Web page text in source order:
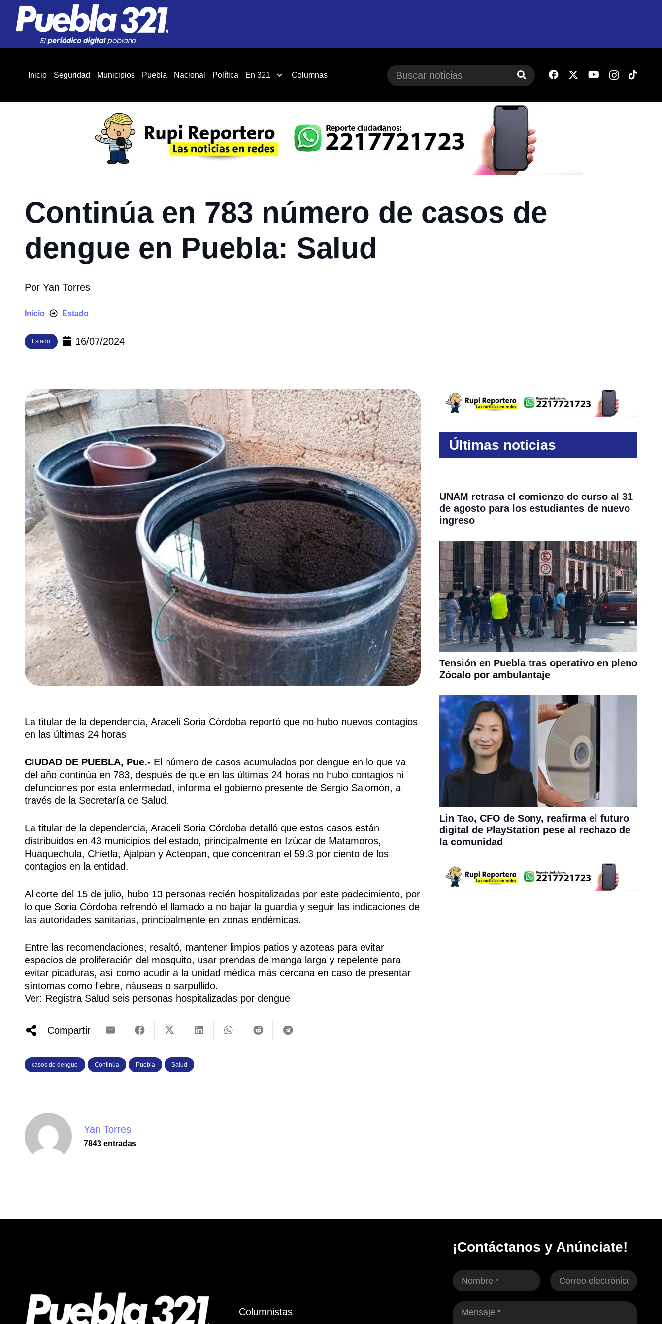
Inicio Seguridad Municipios Puebla Nacional Política En 321 Columnas
Continúa en 783 número de casos de
dengue en Puebla: Salud
Por Yan Torres
Inicio Estado
Estado 16/07/2024
La titular de la dependencia, Araceli Soria Córdoba reportó que no hubo nuevos contagios
en las últimas 24 horas
CIUDAD DE PUEBLA, Pue.- El número de casos acumulados por dengue en lo que va
del año continúa en 783, después de que en las últimas 24 horas no hubo contagios ni
defunciones por esta enfermedad, informa el gobierno presente de Sergio Salomón, a
través de la Secretaría de Salud.
La titular de la dependencia, Araceli Soria Córdoba detalló que estos casos están
distribuidos en 43 municipios del estado, principalmente en Izúcar de Matamoros,
Huaquechula, Chietla, Ajalpan y Acteopan, que concentran el 59.3 por ciento de los
contagios en la entidad.
Al corte del 15 de julio, hubo 13 personas recién hospitalizadas por este padecimiento, por
lo que Soria Córdoba refrendó el llamado a no bajar la guardia y seguir las indicaciones de
las autoridades sanitarias, principalmente en zonas endémicas.
Entre las recomendaciones, resaltó, mantener limpios patios y azoteas para evitar
espacios de proliferación del mosquito, usar prendas de manga larga y repelente para
evitar picaduras, así como acudir a la unidad médica más cercana en caso de presentar
síntomas como fiebre, náuseas o sarpullido.
Ver: Registra Salud seis personas hospitalizadas por dengue
Compartir
casos de dengue Continúa Puebla Salud
Yan Torres
7843 entradas
Últimas noticias
UNAM retrasa el comienzo de curso al 31
de agosto para los estudiantes de nuevo
ingreso
Tensión en Puebla tras operativo en pleno
Zócalo por ambulantaje
Lin Tao, CFO de Sony, reafirma el futuro
digital de PlayStation pese al rechazo de
la comunidad
Columnistas
¡Contáctanos y Anúnciate!